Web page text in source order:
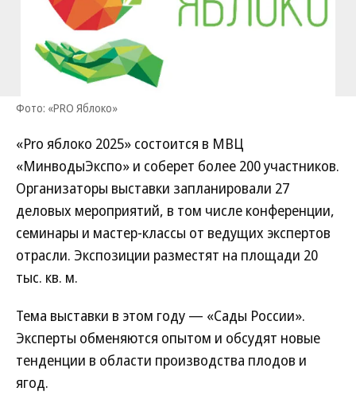
Фото: «PRO Яблоко»
«Pro яблоко 2025» состоится в МВЦ
«МинводыЭкспо» и соберет более 200 участников.
Организаторы выставки запланировали 27
деловых мероприятий, в том числе конференции,
семинары и мастер-классы от ведущих экспертов
отрасли. Экспозиции разместят на площади 20
тыс. кв. м.
Тема выставки в этом году — «Сады России».
Эксперты обменяются опытом и обсудят новые
тенденции в области производства плодов и
ягод.